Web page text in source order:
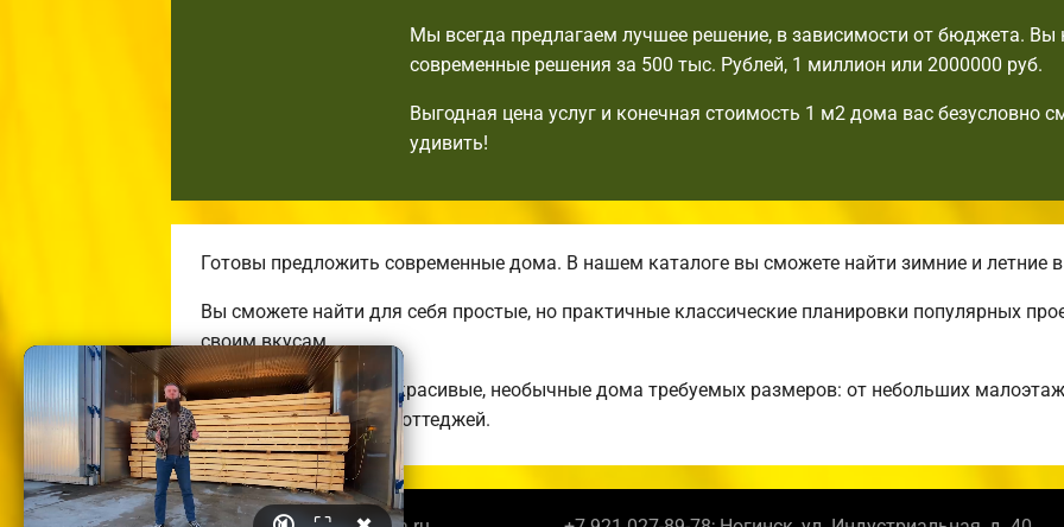
Мы всегда предлагаем лучшее решение, в зависимости от бюджета. Вы
современные решения за 500 тыс. Рублей, 1 миллион или 2000000 руб.
Выгодная цена услуг и конечная стоимость 1 м2 дома вас безусловно
удивить!
Готовы предложить современные дома. В нашем каталоге вы сможете найти зимние и летние
Вы сможете найти для себя простые, но практичные классические планировки популярных
своим вкусам.
Строим комфортные, красивые, необычные дома требуемых размеров: от небольших
энергоэффективных коттеджей.